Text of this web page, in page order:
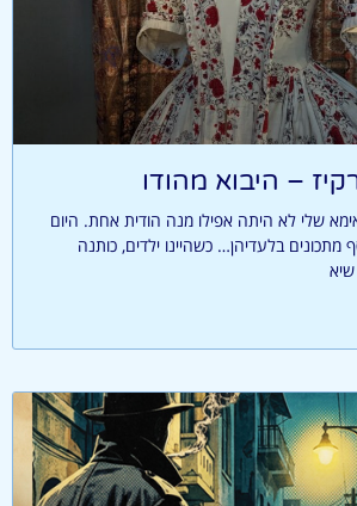
– היבוא מהודו
שלי לא היתה אפילו מנה הודית אחת. היום
בלעדיהן… כשהיינו ילדים, כותנה